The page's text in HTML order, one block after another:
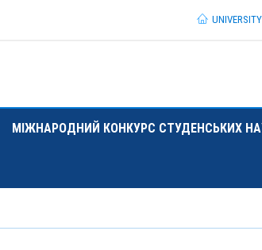
UNIVERSITY
МІЖНАРОДНИЙ КОНКУРС СТУДЕНСЬКИХ